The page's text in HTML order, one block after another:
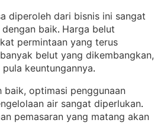
diperoleh dari bisnis ini sangat
baik. Harga belut
permintaan yang terus
belut yang dikembangkan,
keuntungannya.
baik, optimasi penggunaan
air sangat diperlukan
pemasaran yang matang akan